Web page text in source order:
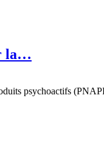
la…
psychoactifs